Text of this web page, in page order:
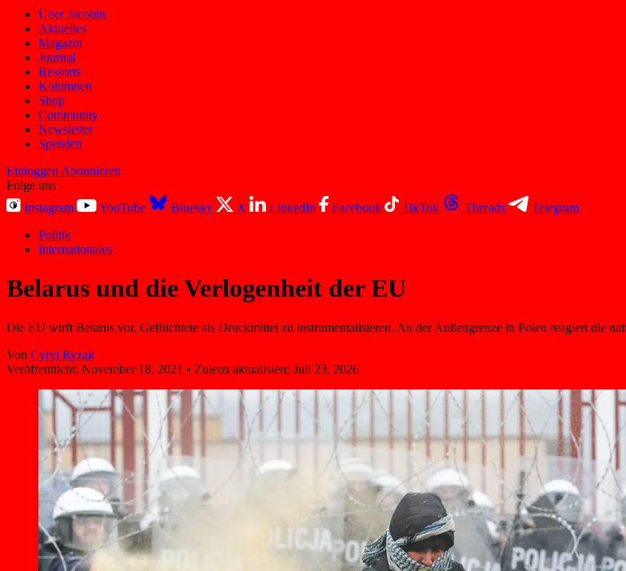
Über Jacobin
Aktuelles
Magazin
Journal
Ressorts
Kolumnen
Shop
Community
Newsletter
Spenden
Einloggen Abonnieren
Folge uns
Instagram
YouTube Bluesky X LinkedIn Facebook TikTok Threads
Telegram
Politik
Internationales
Belarus und die Verlogenheit der EU
Die EU wirft Belarus vor, Geflüchtete als Druckmittel zu instrumentalisieren. An der Außengrenze in Polen reagiert die
Von Cyryl Ryzak
Veröffentlicht: November 18, 2021 • Zuletzt aktualisiert: Juli 23, 2026